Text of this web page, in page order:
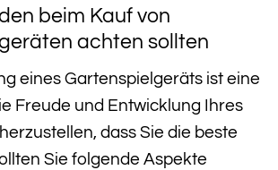
beim Kauf von
achten sollten
eines Gartenspielgeräts ist eine
Freude und Entwicklung Ihres
dass Sie die beste
Sie folgende Aspekte